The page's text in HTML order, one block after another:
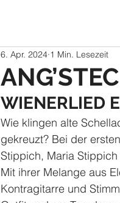
6. Apr. 2024 1 Min. Lesezeit
WIENERLIED
Wie klingen alte
gekreuzt? Bei der
Stippich, Maria
Mit ihrer Melange aus
Kontragitarre und